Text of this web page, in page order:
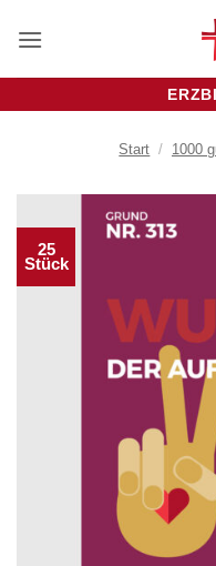
Inhalt
Start / 1000
25
Stück